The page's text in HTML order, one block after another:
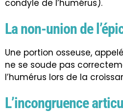
condyle de l’humérus).
La non-union de
Une portion osseuse,
ne se soude pas
l’humérus lors de la
L’incongruence